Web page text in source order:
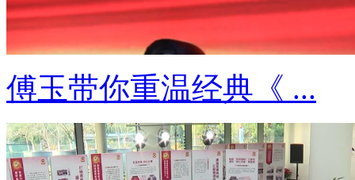
傅玉带你重温经典《 ...